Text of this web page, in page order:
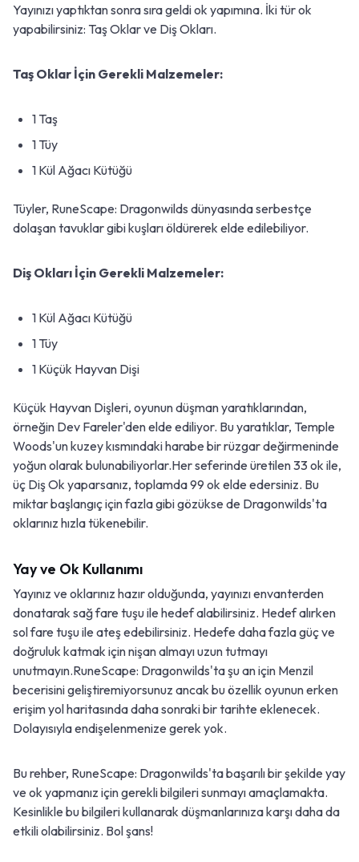
Yayınızı yaptıktan sonra sıra geldi ok yapımına. İki tür ok
yapabilirsiniz: Taş Oklar ve Diş Okları.
Taş Oklar İçin Gerekli Malzemeler:
1 Taş
1 Tüy
1 Kül Ağacı Kütüğü
Tüyler, RuneScape: Dragonwilds dünyasında serbestçe
dolaşan tavuklar gibi kuşları öldürerek elde edilebiliyor.
Diş Okları İçin Gerekli Malzemeler:
1 Kül Ağacı Kütüğü
1 Tüy
1 Küçük Hayvan Dişi
Küçük Hayvan Dişleri, oyunun düşman yaratıklarından,
örneğin Dev Fareler'den elde ediliyor. Bu yaratıklar, Temple
Woods'un kuzey kısmındaki harabe bir rüzgar değirmeninde
yoğun olarak bulunabiliyorlar.Her seferinde üretilen 33 ok ile,
üç Diş Ok yaparsanız, toplamda 99 ok elde edersiniz. Bu
miktar başlangıç için fazla gibi gözükse de Dragonwilds'ta
oklarınız hızla tükenebilir.
Yay ve Ok Kullanımı
Yayınız ve oklarınız hazır olduğunda, yayınızı envanterden
donatarak sağ fare tuşu ile hedef alabilirsiniz. Hedef alırken
sol fare tuşu ile ateş edebilirsiniz. Hedefe daha fazla güç ve
doğruluk katmak için nişan almayı uzun tutmayı
unutmayın.RuneScape: Dragonwilds'ta şu an için Menzil
becerisini geliştiremiyorsunuz ancak bu özellik oyunun erken
erişim yol haritasında daha sonraki bir tarihte eklenecek.
Dolayısıyla endişelenmenize gerek yok.
Bu rehber, RuneScape: Dragonwilds'ta başarılı bir şekilde yay
ve ok yapmanız için gerekli bilgileri sunmayı amaçlamakta.
Kesinlikle bu bilgileri kullanarak düşmanlarınıza karşı daha da
etkili olabilirsiniz. Bol şans!